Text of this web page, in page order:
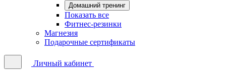
Домашний тренинг
Показать все
Фитнес-резинки
Магнезия
Подарочные сертификаты
Личный кабинет